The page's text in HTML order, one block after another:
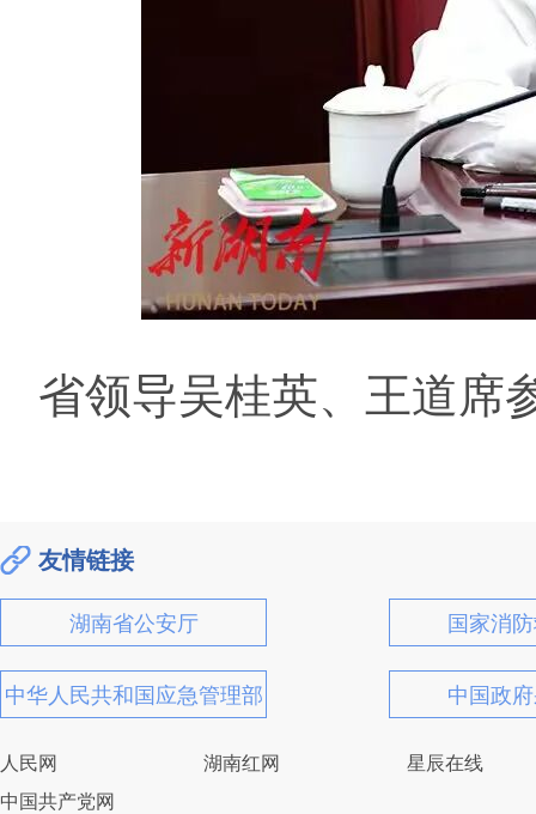
省领导吴桂英、王道席
友情链接
湖南省公安厅 国家消
中华人民共和国应急管理部 中国政
人民网 湖南红网
星辰在线
中国共产党网